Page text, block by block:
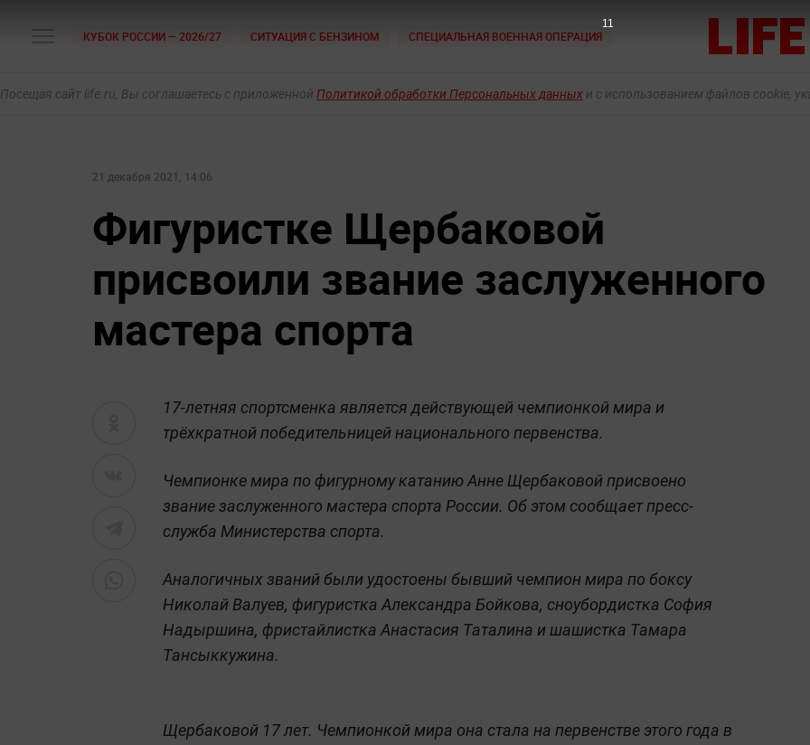
КУБОК РОССИИ — 2026/27 СИТУАЦИЯ С БЕНЗИНОМ СПЕЦИАЛЬНАЯ ВОЕННАЯ ОПЕРАЦИЯ
Посещая сайт life.ru, Вы соглашаетесь с приложенной Политикой обработки Персональных данных и с использованием файлов cookie,
21 декабря 2021, 14:06
Фигуристке Щербаковой
присвоили звание заслуженного
мастера спорта
17-летняя спортсменка является действующей чемпионкой мира и
трёхкратной победительницей национального первенства.
Чемпионке мира по фигурному катанию Анне Щербаковой присвоено
звание заслуженного мастера спорта России. Об этом сообщает пресс-
служба Министерства спорта.
Аналогичных званий были удостоены бывший чемпион мира по боксу
Николай Валуев, фигуристка Александра Бойкова, сноубордистка София
Надыршина, фристайлистка Анастасия Таталина и шашистка Тамара
Тансыккужина.
Щербаковой 17 лет. Чемпионкой мира она стала на первенстве этого года в
10